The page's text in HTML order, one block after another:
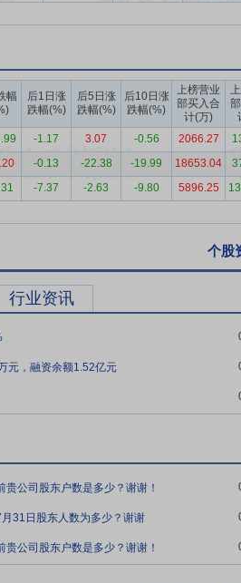
算机网络技术，力求以最高效、成本最
略高度，摒弃陈旧的营销观念、模式与
2025年是中国医疗养老行业发展的关键转
单纯的“养老服务”向“医养深度融合”“
自成立以来，一直专注于为银行提供电
公司自1995年成立以来一直专注于电
与国内多个大型银行保持多年的合作关
商户解决方案，成为公司触达商户的有
司提供的不仅是支付的IT解决方案，还是
商户不仅得到公司提供的支付解决方案
优势
施内部企业制经营管理考核模式。该模
人均薪酬、人均费用高；组织层级、管
司股票上市之日起三十六个月内,不转让
金分红条件的基础上,结合公司持续经营
幅
后1日涨
跌幅(%)
后5日涨
跌幅(%)
后10日涨
跌幅(%)
上榜营业
部买入合
计(万)
-1.17 3.07 -0.56 2066.27
-0.13 -22.38 -19.99 18653.04
-7.37 -2.63 -9.80 5896.25
个股
行业资讯
元，融资余额1.52亿元
公司股东户数是多少？谢谢！
31日股东人数为多少？谢谢
公司股东户数是多少？谢谢！